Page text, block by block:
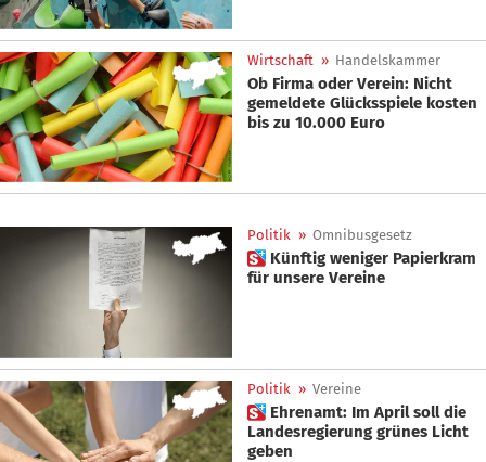
Wirtschaft » Handelskammer
Ob Firma oder Verein: Nicht
gemeldete Glücksspiele kosten
bis zu 10.000 Euro
Politik » Omnibusgesetz
 Künftig weniger Papierkram
für unsere Vereine
Politik » Vereine
 Ehrenamt: Im April soll die
Landesregierung grünes Licht
geben